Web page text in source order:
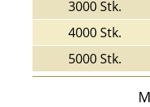
3000 Stk.
4000 Stk.
5000 Stk.